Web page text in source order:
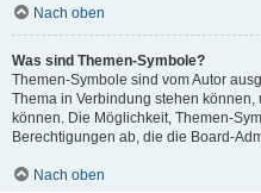
Nach oben
Was sind Themen-Symbole?
Themen-Symbole sind vom Autor
Thema in Verbindung stehen
können. Die Möglichkeit, Themen-
Berechtigungen ab, die die Board-
Nach oben